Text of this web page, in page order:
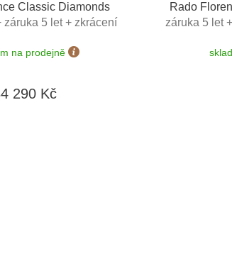
Classic Diamonds
záruka 5 let + zkrácení
v hodnotě 1160 Kč
na prodejně
290 Kč
Rado
záruka 5 let